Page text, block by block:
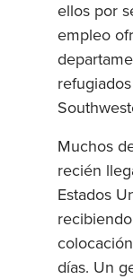
ellos por
empleo
Muchos
recién
Estados
días. Un